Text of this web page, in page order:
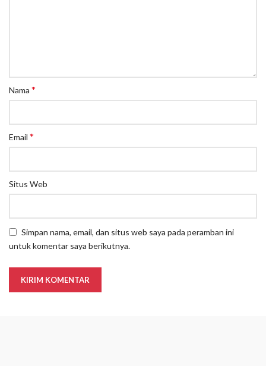
Nama *
Email *
Situs Web
Simpan nama, email, dan situs web saya pada peramban ini
untuk komentar saya berikutnya.